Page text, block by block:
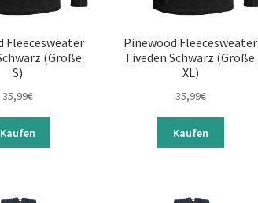
Fleecesweater
(Größe:
S)
35,99€
Kaufen
Pinewood Fleecesweater
Tiveden Schwarz (Größe:
XL)
35,99€
Kaufen